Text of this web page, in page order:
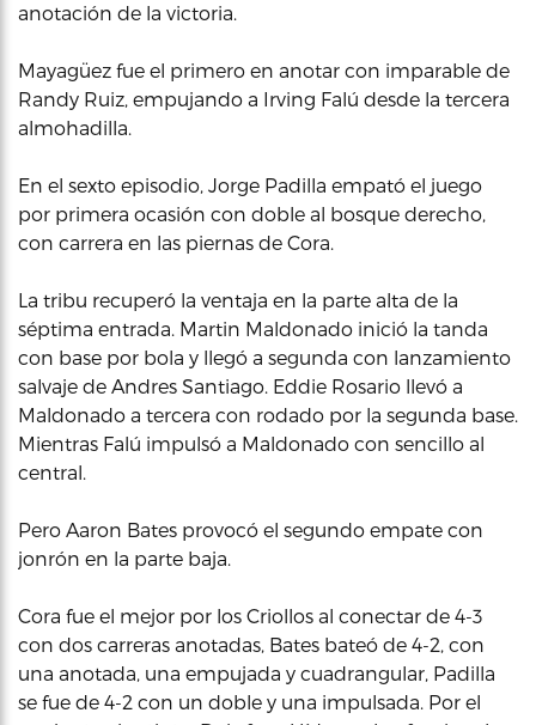
anotación de la victoria.
Mayagüez fue el primero en anotar con imparable de
Randy Ruiz, empujando a Irving Falú desde la tercera
almohadilla.
En el sexto episodio, Jorge Padilla empató el juego
por primera ocasión con doble al bosque derecho,
con carrera en las piernas de Cora.
La tribu recuperó la ventaja en la parte alta de la
séptima entrada. Martin Maldonado inició la tanda
con base por bola y llegó a segunda con lanzamiento
salvaje de Andres Santiago. Eddie Rosario llevó a
Maldonado a tercera con rodado por la segunda base.
Mientras Falú impulsó a Maldonado con sencillo al
central.
Pero Aaron Bates provocó el segundo empate con
jonrón en la parte baja.
Cora fue el mejor por los Criollos al conectar de 4-3
con dos carreras anotadas, Bates bateó de 4-2, con
una anotada, una empujada y cuadrangular, Padilla
se fue de 4-2 con un doble y una impulsada. Por el